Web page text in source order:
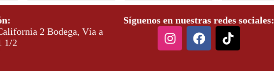
2 Bodega, Vía a
1/2
Síguenos en nuestras redes sociales: